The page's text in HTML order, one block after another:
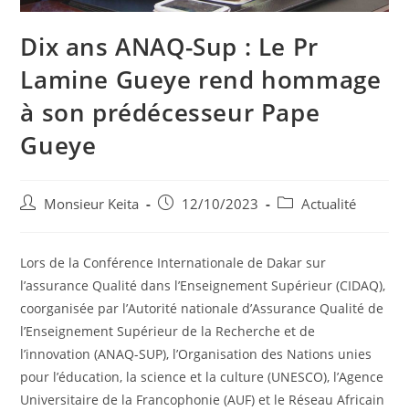
Dix ans ANAQ-Sup : Le Pr
Lamine Gueye rend hommage
à son prédécesseur Pape
Gueye
Monsieur Keita 12/10/2023 Actualité
Lors de la Conférence Internationale de Dakar sur
l’assurance Qualité dans l’Enseignement Supérieur (CIDAQ),
coorganisée par l’Autorité nationale d’Assurance Qualité de
l’Enseignement Supérieur de la Recherche et de
l’innovation (ANAQ-SUP), l’Organisation des Nations unies
pour l’éducation, la science et la culture (UNESCO), l’Agence
Universitaire de la Francophonie (AUF) et le Réseau Africain